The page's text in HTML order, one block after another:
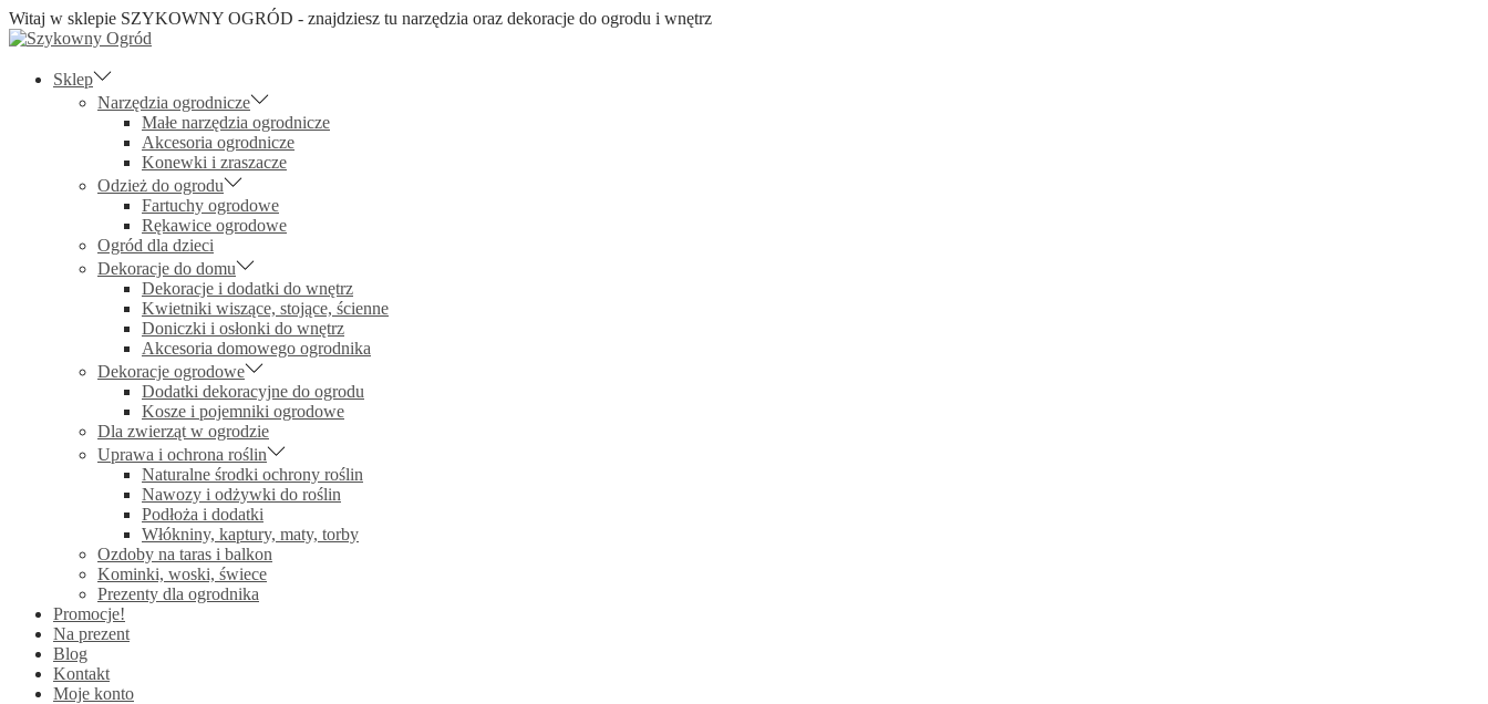
Witaj w sklepie SZYKOWNY OGRÓD - znajdziesz tu narzędzia oraz dekoracje do ogrodu i wnętrz
Skip
navigation
Skip
contentSklep
Narzędzia ogrodnicze
Małe narzędzia ogrodnicze
Akcesoria ogrodnicze
Konewki i zraszacze
Odzież do ogrodu
Fartuchy ogrodowe
Rękawice ogrodowe
Ogród dla dzieci
Dekoracje do domu
Dekoracje i dodatki do wnętrz
Kwietniki wiszące, stojące, ścienne
Doniczki i osłonki do wnętrz
Akcesoria domowego ogrodnika
Dekoracje ogrodowe
Dodatki dekoracyjne do ogrodu
Kosze i pojemniki ogrodowe
Dla zwierząt w ogrodzie
Uprawa i ochrona roślin
Naturalne środki ochrony roślin
Nawozy i odżywki do roślin
Podłoża i dodatki
Włókniny, kaptury, maty, torby
Ozdoby na taras i balkon
Kominki, woski, świece
Prezenty dla ogrodnika
Promocje!
Na prezent
Blog
Kontakt
Moje konto